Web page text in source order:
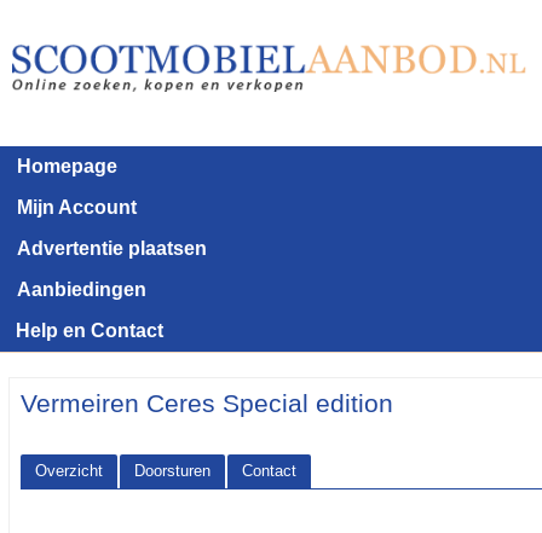
Homepage
Mijn Account
Advertentie plaatsen
Aanbiedingen
Help en Contact
Vermeiren Ceres Special edition
Overzicht Doorsturen
Contact